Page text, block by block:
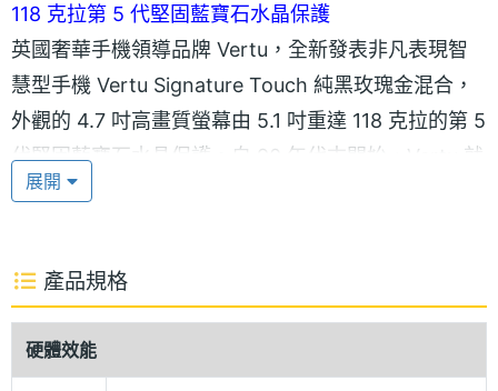
118 克拉第 5 代堅固藍寶石水晶保護
英國奢華手機領導品牌 Vertu，全新發表非凡表現智
慧型手機 Vertu Signature Touch 純黑玫瑰金混合，
外觀的 4.7 吋高畫質螢幕由 5.1 吋重達 118 克拉的第 5
代堅固藍寶石水晶保護。自 90 年代末開始，Vertu 就
在奢華手機中使用藍寶石水晶，並持續開發技術用於
螢幕領域的一流專家。堅固藍寶石水晶質地強韌、高
展開
產品規格
硬體效能